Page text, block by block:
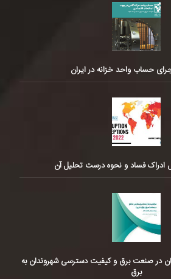
حساب واحد خزانه در ایران
فساد و نحوه درست تحلیل آن
در صنعت برق و کیفیت دسترسی شهروندان به
برق